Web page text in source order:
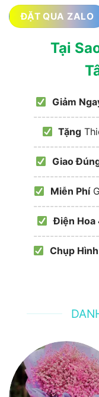
ĐẶT QUA ZALO
Tại
Giảm
Tặng
Giao
Miễn Phí
Điện Hoa
Chụp Hình